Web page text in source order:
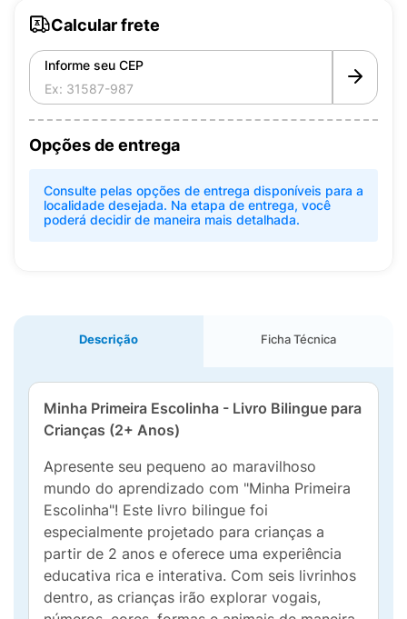
Calcular frete
Informe seu CEP
Opções de entrega
Consulte pelas opções de entrega disponíveis para a
localidade desejada. Na etapa de entrega, você
poderá decidir de maneira mais detalhada.
Descrição Ficha Técnica
Minha Primeira Escolinha - Livro Bilingue para
Crianças (2+ Anos)
Apresente seu pequeno ao maravilhoso
mundo do aprendizado com "Minha Primeira
Escolinha"! Este livro bilingue foi
especialmente projetado para crianças a
partir de 2 anos e oferece uma experiência
educativa rica e interativa. Com seis livrinhos
dentro, as crianças irão explorar vogais,